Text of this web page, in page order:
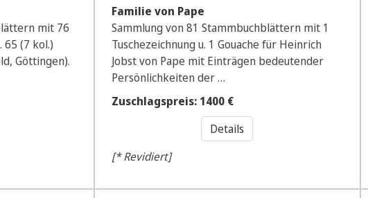
mit 76
65 (7 kol.)
Göttingen).
Familie von Pape
Sammlung von 81 Stammbuchblättern mit 1
Tuschezeichnung u. 1 Gouache für Heinrich
Jobst von Pape mit Einträgen bedeutender
Persönlichkeiten der …
Zuschlagspreis: 1400 €
Details
[* Revidiert]